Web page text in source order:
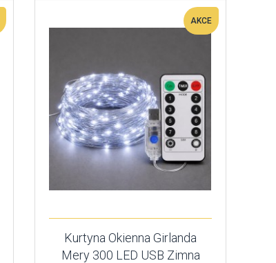
AKCE
Kurtyna Okienna Girlanda
Mery 300 LED USB Zimna